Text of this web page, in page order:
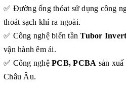
✅ Đường ống thóat sử dụng công
thoát sạch khí ra ngoài.
✅ Công nghệ biến tầnTubor
vận hành êm ái.
✅ Công nghệ PCB, PCBA sản
Châu Âu.